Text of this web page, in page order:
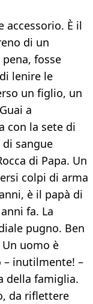
È il
di un
fosse
lenire le
un figlio, un
a
con la sete di
sangue
di Papa. Un
colpi di arma
è il papà di
fa. La
pugno. Ben
uomo è
inutilmente! –
della famiglia.
da riflettere